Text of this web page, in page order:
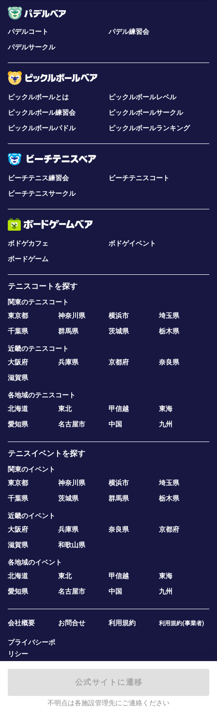
公式サイトに遷移
不明点は各施設管理先にご連絡ください
パデルコート
パデル練習会
パデルサークル
ピックルボールとは
ピックルボールレベル
ピックルボール練習会
ピックルボールサークル
ピックルボールパドル
ピックルボールランキング
ビーチテニス練習会
ビーチテニスコート
ビーチテニスサークル
ボドゲカフェ
ボドゲイベント
ボードゲーム
テニスコートを探す
関東のテニスコート
東京都
神奈川県 横浜市
埼玉県
千葉県
群馬県 茨城県 栃木県
近畿のテニスコート
大阪府
兵庫県 京都府
奈良県
滋賀県
各地域のテニスコート
北海道
東北 甲信越
東海
愛知県
名古屋市 中国 九州
テニスイベントを探す
関東のイベント
東京都
神奈川県 横浜市
埼玉県
千葉県
茨城県 群馬県 栃木県
近畿のイベント
大阪府
兵庫県 奈良県
京都府
滋賀県
和歌山県
各地域のイベント
北海道
東北 甲信越
東海
愛知県
名古屋市 中国 九州
会社概要 お問合せ 利用規約 利用規約(事業者)
プライバシーポ
リシー
2019 — 2026テニスベア株式会社